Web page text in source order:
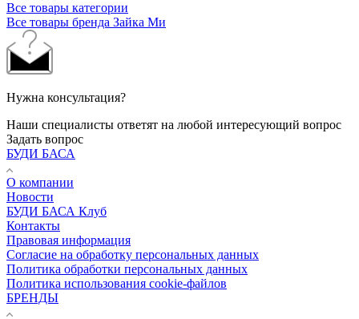
Все товары категории
Все товары бренда Зайка Ми
Нужна консультация?
Наши специалисты ответят на любой интересующий вопрос
Задать вопрос
БУДИ БАСА
О компании
Новости
БУДИ БАСА Клуб
Контакты
Правовая информация
Согласие на обработку персональных данных
Политика обработки персональных данных
Политика использования cookie-файлов
БРЕНДЫ